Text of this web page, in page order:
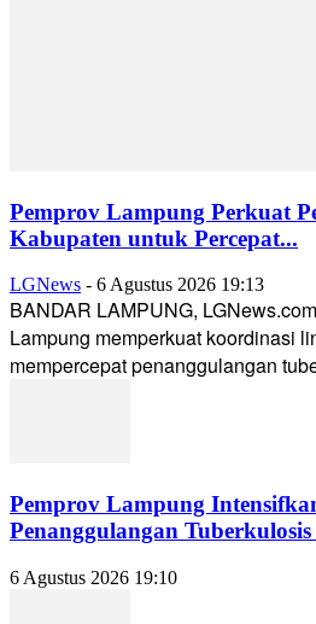
Pemprov Lampung Perkuat
Kabupaten untuk Percepat...
LGNews - 6 Agustus 2026 19:13
BANDAR LAMPUNG,
Lampung memperkuat koordinasi
mempercepat penanggulangan
Pemprov Lampung
Penanggulangan
6 Agustus 2026 19:10